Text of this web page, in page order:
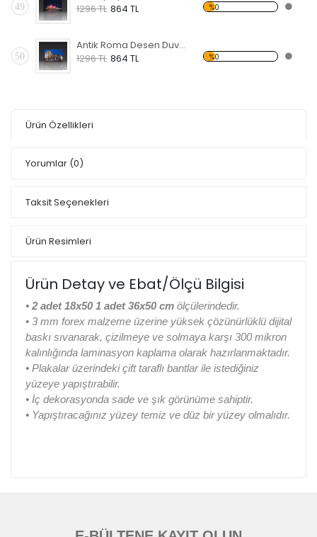
49
1296 TL 864 TL %0
50
Antik Roma Desen Duvar Panosu
1296 TL 864 TL %0
Ürün Özellikleri
Yorumlar (0)
Taksit Seçenekleri
Ürün Resimleri
Ürün Detay ve Ebat/Ölçü Bilgisi
• 2 adet 18x50 1 adet 36x50 cm ölçülerindedir.
• 3 mm forex malzeme üzerine yüksek çözünürlüklü dijital
baskı sıvanarak, çizilmeye ve solmaya karşı 300 mikron
kalınlığında laminasyon kaplama olarak hazırlanmaktadır.
• Plakalar üzerindeki çift taraflı bantlar ile istediğiniz
yüzeye yapıştırabilir.
• İç dekorasyonda sade ve şık görünüme sahiptir.
• Yapıştıracağınız yüzey temiz ve düz bir yüzey olmalıdır.